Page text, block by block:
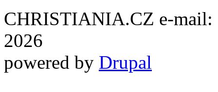
CHRISTIANIA.CZ e-mail:
2026
powered by Drupal